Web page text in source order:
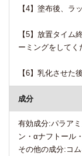
【4】塗布後、ラ
【5】放置タイム
ーミングをしてく
【6】乳化させた
成分
有効成分:パラア
ン・αナフトール
その他の成分:コ